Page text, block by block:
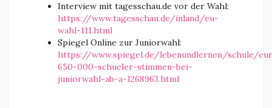
Interview mit tagesschau.de vor der Wahl:
https://www.tagesschau.de/inland/eu-
wahl-111.html
Spiegel Online zur Juniorwahl:
https://www.spiegel.de/lebenundlernen/schule/
650-000-schueler-stimmen-bei-
juniorwahl-ab-a-1268963.html